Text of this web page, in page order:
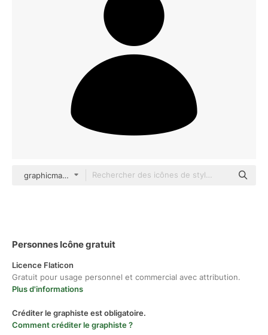
graphicmall Others
Personnes Icône gratuit
Licence Flaticon
Gratuit pour usage personnel et commercial avec attribution.
Plus d'informations
Créditer le graphiste est obligatoire.
Comment créditer le graphiste ?